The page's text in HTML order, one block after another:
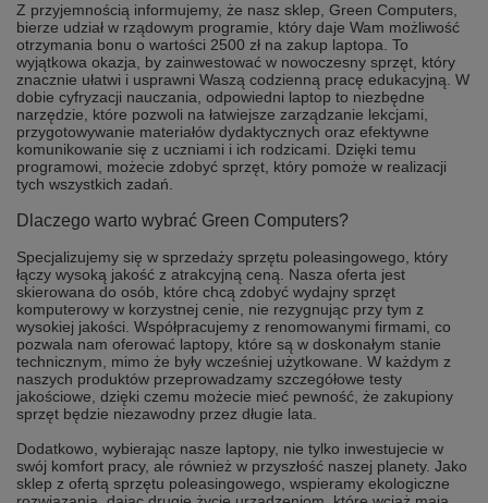
Z przyjemnością informujemy, że nasz sklep, Green Computers,
bierze udział w rządowym programie, który daje Wam możliwość
otrzymania bonu o wartości 2500 zł na zakup laptopa. To
wyjątkowa okazja, by zainwestować w nowoczesny sprzęt, który
znacznie ułatwi i usprawni Waszą codzienną pracę edukacyjną. W
dobie cyfryzacji nauczania, odpowiedni laptop to niezbędne
narzędzie, które pozwoli na łatwiejsze zarządzanie lekcjami,
przygotowywanie materiałów dydaktycznych oraz efektywne
komunikowanie się z uczniami i ich rodzicami. Dzięki temu
programowi, możecie zdobyć sprzęt, który pomoże w realizacji
tych wszystkich zadań.
Dlaczego warto wybrać Green Computers?
Specjalizujemy się w sprzedaży sprzętu poleasingowego, który
łączy wysoką jakość z atrakcyjną ceną. Nasza oferta jest
skierowana do osób, które chcą zdobyć wydajny sprzęt
komputerowy w korzystnej cenie, nie rezygnując przy tym z
wysokiej jakości. Współpracujemy z renomowanymi firmami, co
pozwala nam oferować laptopy, które są w doskonałym stanie
technicznym, mimo że były wcześniej użytkowane. W każdym z
naszych produktów przeprowadzamy szczegółowe testy
jakościowe, dzięki czemu możecie mieć pewność, że zakupiony
sprzęt będzie niezawodny przez długie lata.
Dodatkowo, wybierając nasze laptopy, nie tylko inwestujecie w
swój komfort pracy, ale również w przyszłość naszej planety. Jako
sklep z ofertą sprzętu poleasingowego, wspieramy ekologiczne